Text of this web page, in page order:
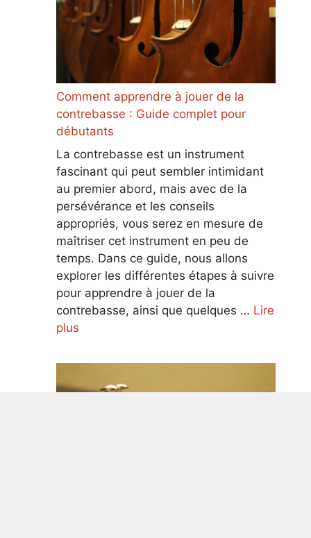
Comment apprendre à jouer de la
contrebasse : Guide complet pour
débutants
La contrebasse est un instrument
fascinant qui peut sembler intimidant
au premier abord, mais avec de la
persévérance et les conseils
appropriés, vous serez en mesure de
maîtriser cet instrument en peu de
temps. Dans ce guide, nous allons
explorer les différentes étapes à suivre
pour apprendre à jouer de la
contrebasse, ainsi que quelques … Lire
plus